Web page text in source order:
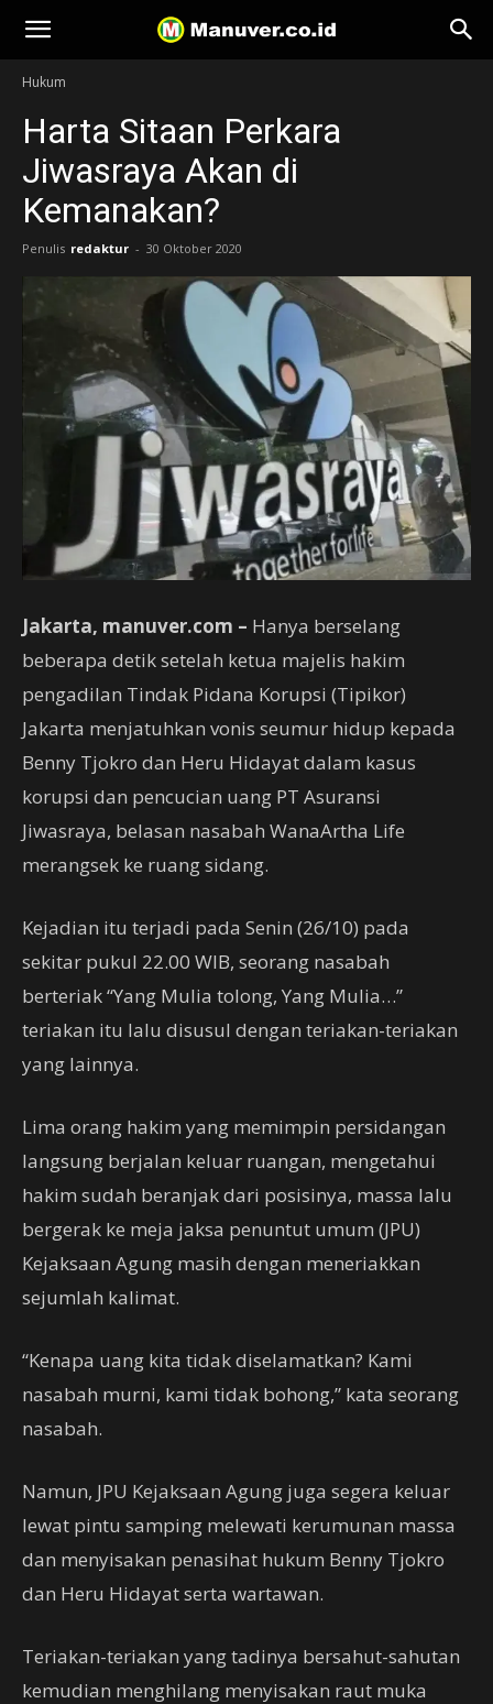
Manuver
Hukum
Harta Sitaan Perkara
Jiwasraya Akan di
Kemanakan?
Penulis redaktur - 30 Oktober 2020
Jakarta, manuver.com – Hanya berselang
beberapa detik setelah ketua majelis hakim
pengadilan Tindak Pidana Korupsi (Tipikor)
Jakarta menjatuhkan vonis seumur hidup kepada
Benny Tjokro dan Heru Hidayat dalam kasus
korupsi dan pencucian uang PT Asuransi
Jiwasraya, belasan nasabah WanaArtha Life
merangsek ke ruang sidang.
Kejadian itu terjadi pada Senin (26/10) pada
sekitar pukul 22.00 WIB, seorang nasabah
berteriak “Yang Mulia tolong, Yang Mulia…”
teriakan itu lalu disusul dengan teriakan-teriakan
yang lainnya.
Lima orang hakim yang memimpin persidangan
langsung berjalan keluar ruangan, mengetahui
hakim sudah beranjak dari posisinya, massa lalu
bergerak ke meja jaksa penuntut umum (JPU)
Kejaksaan Agung masih dengan meneriakkan
sejumlah kalimat.
“Kenapa uang kita tidak diselamatkan? Kami
nasabah murni, kami tidak bohong,” kata seorang
nasabah.
Namun, JPU Kejaksaan Agung juga segera keluar
lewat pintu samping melewati kerumunan massa
dan menyisakan penasihat hukum Benny Tjokro
dan Heru Hidayat serta wartawan.
Teriakan-teriakan yang tadinya bersahut-sahutan
kemudian menghilang menyisakan raut muka